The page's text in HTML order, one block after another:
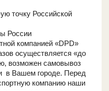
точку Российской
России
компанией «DPD»
осуществляется «до
возможен самовывоз
в Вашем городе. Перед
компанию наши